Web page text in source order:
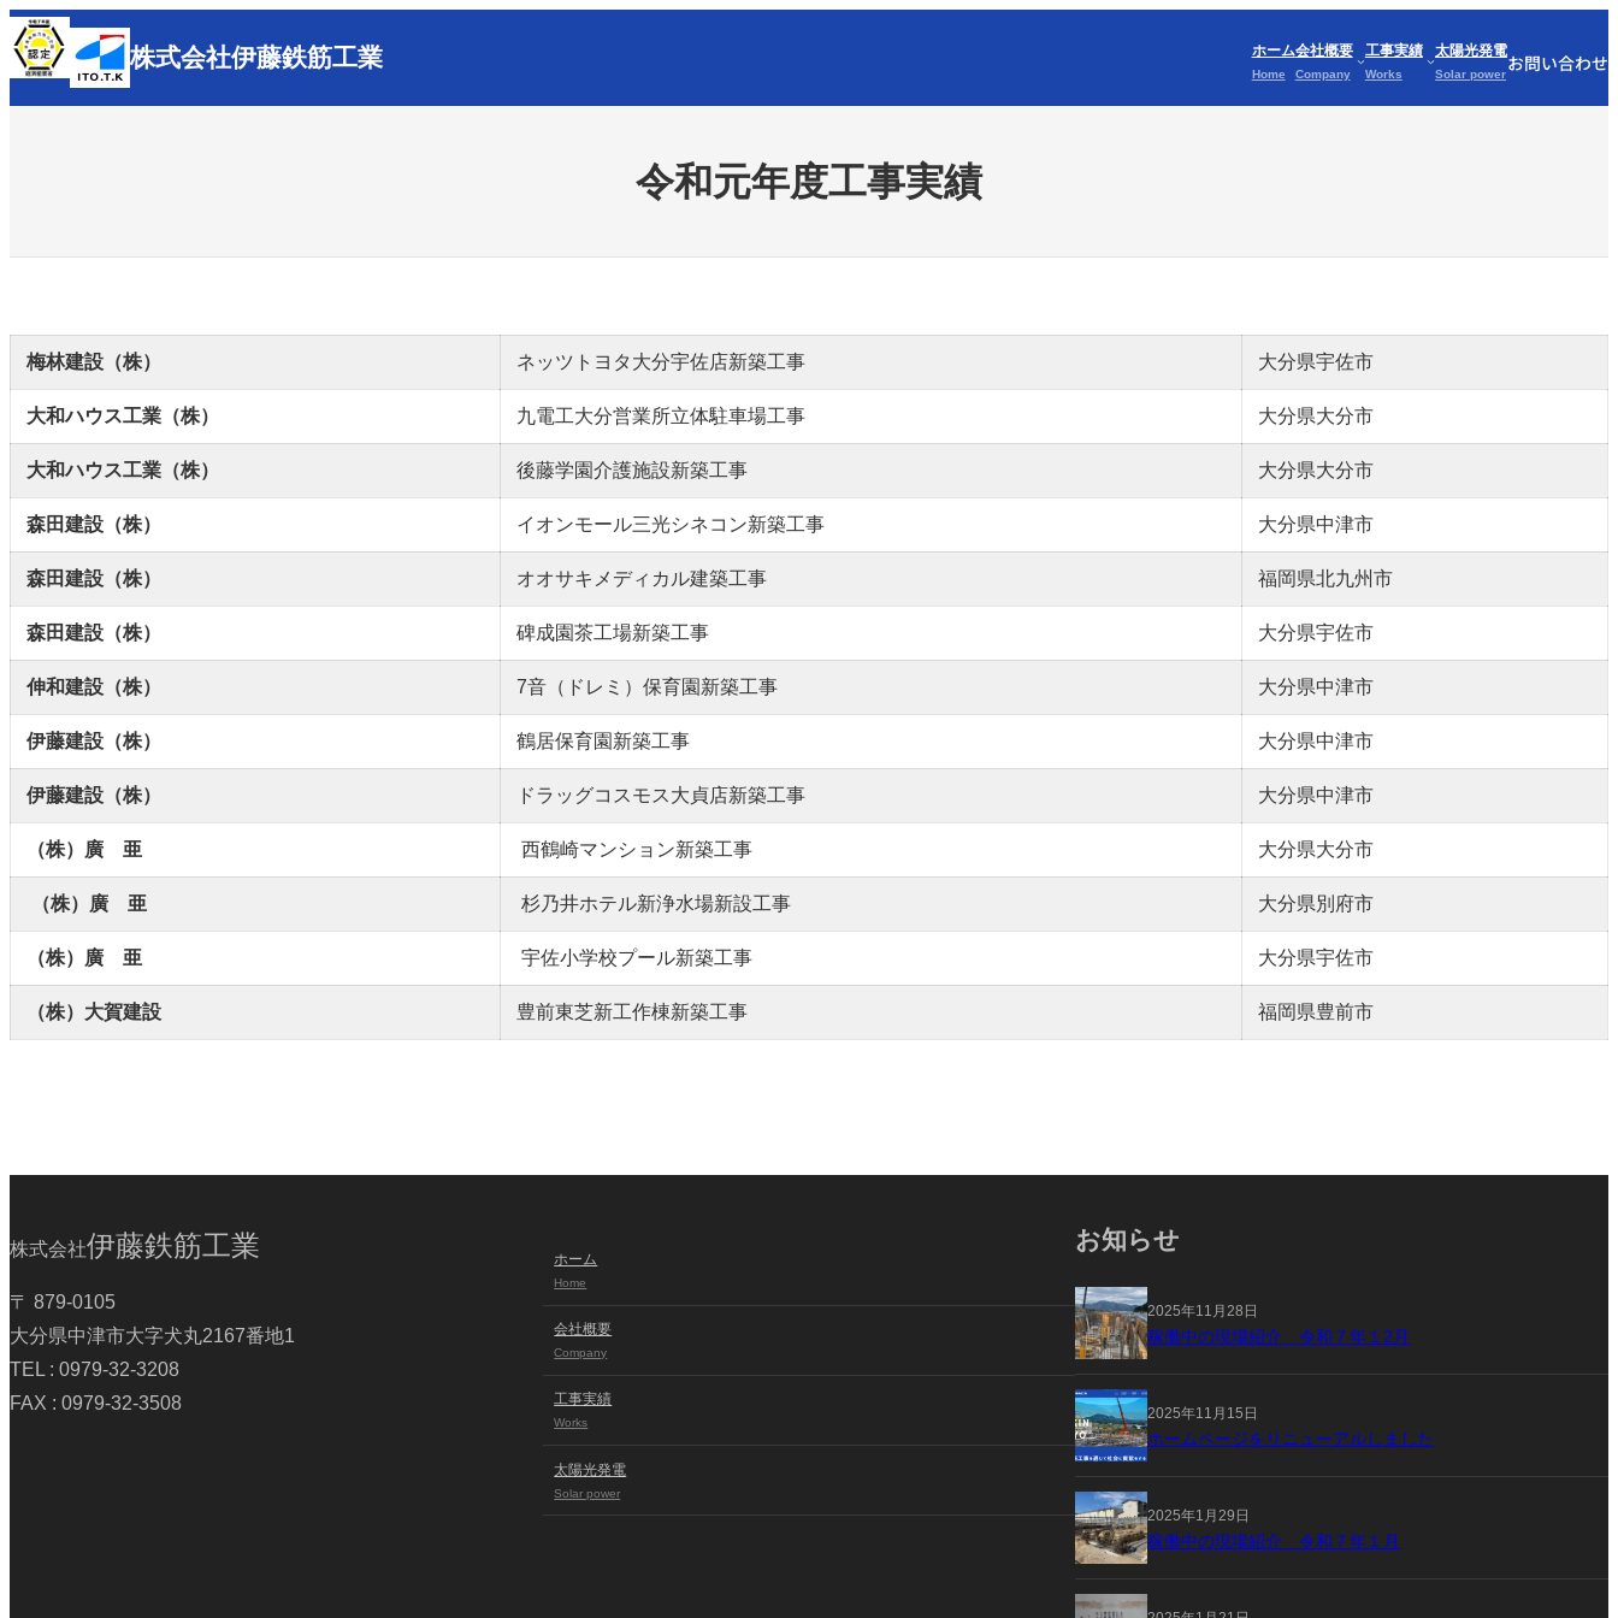
内
容
株式会社伊藤鉄筋工業 ホーム
Home
会社概要
Company
工事実績
Works
太陽光発電
Solar powerお問い合わせ
令和元年度工事実績
梅林建設（株） ネッツトヨタ大分宇佐店新築工事 大分県宇佐市
大和ハウス工業（株） 九電工大分営業所立体駐車場工事 大分県大分市
大和ハウス工業（株） 後藤学園介護施設新築工事 大分県大分市
森田建設（株） イオンモール三光シネコン新築工事 大分県中津市
森田建設（株） オオサキメディカル建築工事 福岡県北九州市
森田建設（株） 碑成園茶工場新築工事 大分県宇佐市
伸和建設（株） 7音（ドレミ）保育園新築工事 大分県中津市
伊藤建設（株） 鶴居保育園新築工事 大分県中津市
伊藤建設（株） ドラッグコスモス大貞店新築工事 大分県中津市
（株）廣 亜 西鶴崎マンション新築工事 大分県大分市
（株）廣 亜 杉乃井ホテル新浄水場新設工事 大分県別府市
（株）廣 亜 宇佐小学校プール新築工事 大分県宇佐市
（株）大賀建設 豊前東芝新工作棟新築工事 福岡県豊前市
株式会社伊藤鉄筋工業
〒 879-0105
大分県中津市大字犬丸2167番地1
TEL : 0979-32-3208
FAX : 0979-32-3508
ホーム
Home
会社概要
Company
工事実績
Works
太陽光発電
Solar power
お知らせ
2025年11月28日
稼働中の現場紹介 令和７年１2月
2025年11月15日
ホームページをリニューアルしました
2025年1月29日
稼働中の現場紹介 令和７年１月